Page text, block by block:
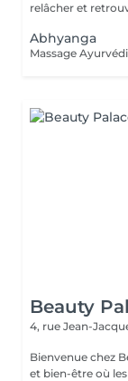
relâcher et
Abhyanga
Beauty
4, rue Jean-
Bienvenue chez
et bien-être où